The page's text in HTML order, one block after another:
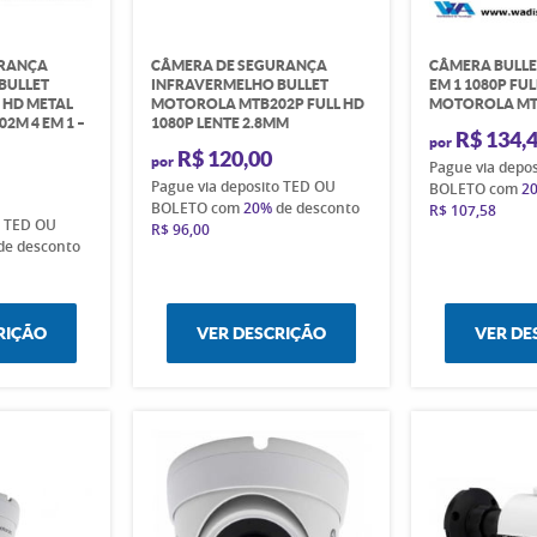
METAL
4 EM 1 –
OU
desconto
CÂMERA DE SEGURANÇA
INFRAVERMELHO BULLET
MOTOROLA MTB202P FULL HD
1080P LENTE 2.8MM
por R$ 120,00
Pague via deposito TED OU
BOLETO com20%de desconto
R$ 96,00
VER DESCRIÇÃO
CÂMERA
EM 1 1080P
MOTOROLA
por R$
Pague via
BOLETO com
R$ 107,58
VER